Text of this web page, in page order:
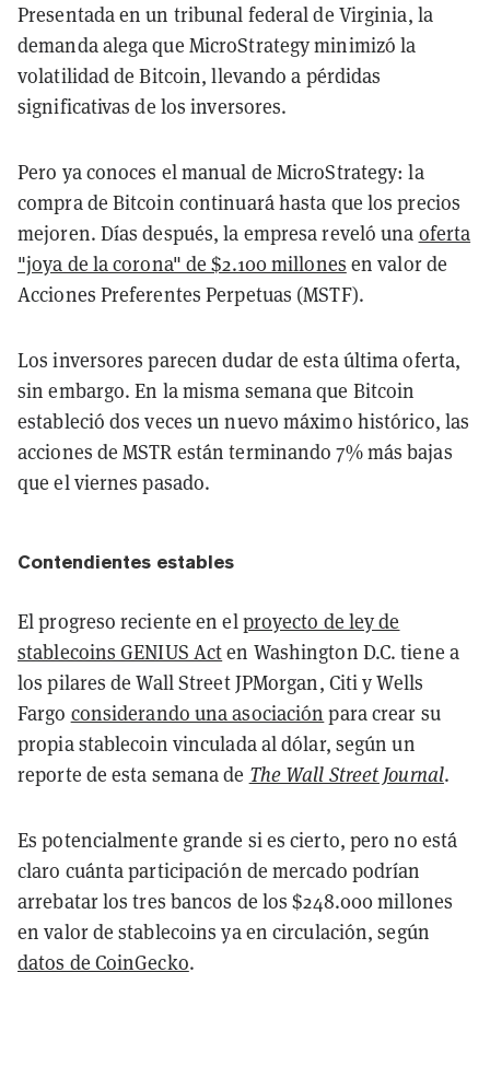
Presentada en un tribunal federal de Virginia, la
demanda alega que MicroStrategy minimizó la
volatilidad de Bitcoin, llevando a pérdidas
significativas de los inversores.
Pero ya conoces el manual de MicroStrategy: la
compra de Bitcoin continuará hasta que los precios
mejoren. Días después, la empresa reveló una oferta
"joya de la corona" de $2.100 millones en valor de
Acciones Preferentes Perpetuas (MSTF).
Los inversores parecen dudar de esta última oferta,
sin embargo. En la misma semana que Bitcoin
estableció dos veces un nuevo máximo histórico, las
acciones de MSTR están terminando 7% más bajas
que el viernes pasado.
Contendientes estables
El progreso reciente en elproyecto de ley de
stablecoins GENIUS Acten Washington D.C. tiene a
los pilares de Wall Street JPMorgan, Citi y Wells
Fargo considerando una asociación para crear su
propia stablecoin vinculada al dólar, según un
reporte de esta semana de The Wall Street Journal.
Es potencialmente grande si es cierto, pero no está
claro cuánta participación de mercado podrían
arrebatar los tres bancos de los $248.000 millones
en valor de stablecoins ya en circulación, según
datos de CoinGecko.